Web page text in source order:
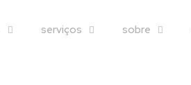
serviços sobre